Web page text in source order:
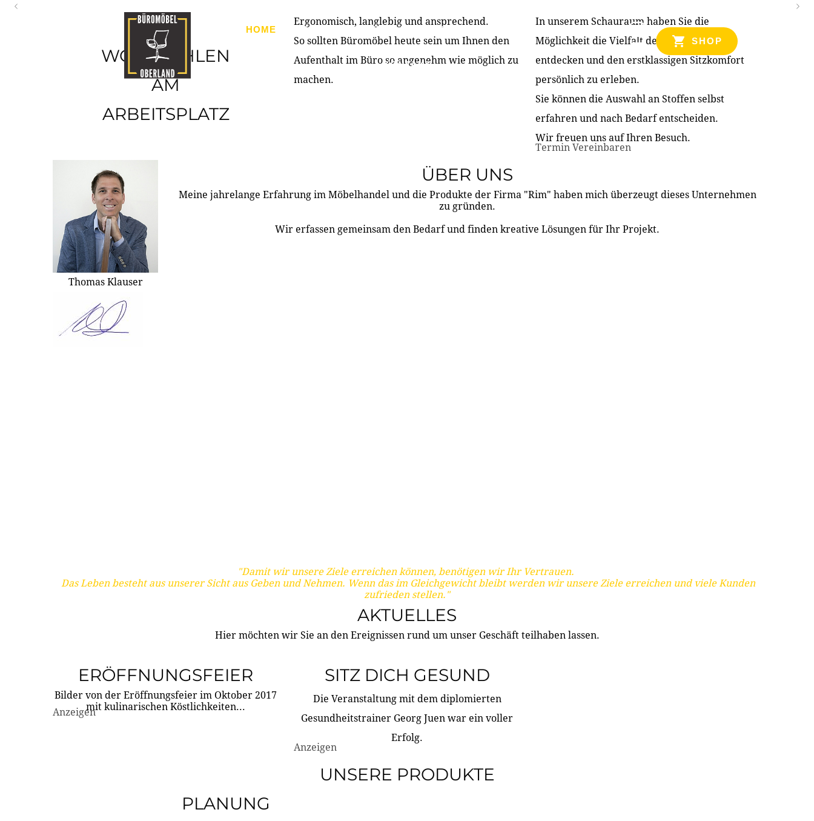
HOME PRODUKTE ÜBER UNS PARTNER & REFERENZEN
KONTAKT
SHOP
WOHLFÜHLEN
AM
ARBEITSPLATZ
Ergonomisch, langlebig und ansprechend.
So sollten Büromöbel heute sein um Ihnen den
Aufenthalt im Büro so angenehm wie möglich zu
machen.
In unserem Schauraum haben Sie die
Möglichkeit die Vielfalt der Produkte zu
entdecken und den erstklassigen Sitzkomfort
persönlich zu erleben.
Sie können die Auswahl an Stoffen selbst
erfahren und nach Bedarf entscheiden.
Wir freuen uns auf Ihren Besuch.
Termin Vereinbaren
Thomas Klauser
ÜBER UNS
Meine jahrelange Erfahrung im Möbelhandel und die Produkte der Firma "Rim" haben mich überzeugt dieses Unternehmen
zu gründen.
Wir erfassen gemeinsam den Bedarf und finden kreative Lösungen für Ihr Projekt.
"Damit wir unsere Ziele erreichen können, benötigen wir Ihr Vertrauen.
Das Leben besteht aus unserer Sicht aus Geben und Nehmen. Wenn das im Gleichgewicht bleibt werden wir unsere Ziele erreichen und viele Kunden
zufrieden stellen."
AKTUELLES
Hier möchten wir Sie an den Ereignissen rund um unser Geschäft teilhaben lassen.
ERÖFFNUNGSFEIER
Bilder von der Eröffnungsfeier im Oktober 2017
mit kulinarischen Köstlichkeiten...
Anzeigen
SITZ DICH GESUND
Die Veranstaltung mit dem diplomierten
Gesundheitstrainer Georg Juen war ein voller
Erfolg.
Anzeigen
UNSERE PRODUKTE
PLANUNG